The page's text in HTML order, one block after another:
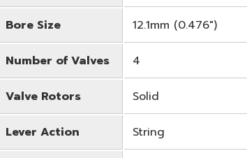
Bore Size 12.1mm (0.476")
Number of Valves 4
Valve Rotors Solid
Lever Action String